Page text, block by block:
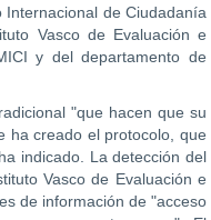
de Ciudadanía
Vasco de Evaluación e
y del departamento de
"que hacen que su
ha creado el protocolo, que
indicado. La detección del
Vasco de Evaluación e
de información de "acceso